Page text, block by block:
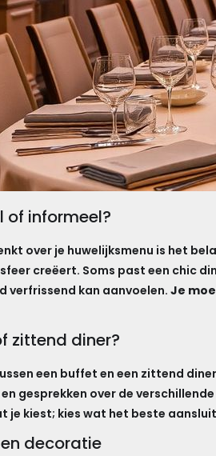
of informeel?
over je huwelijksmenu is het
creëert. Soms past een chic
verfrissend kan aanvoelen.Je
zittend diner?
een buffet en een zittend
gesprekken over de
je kiest; kies wat het beste
decoratie